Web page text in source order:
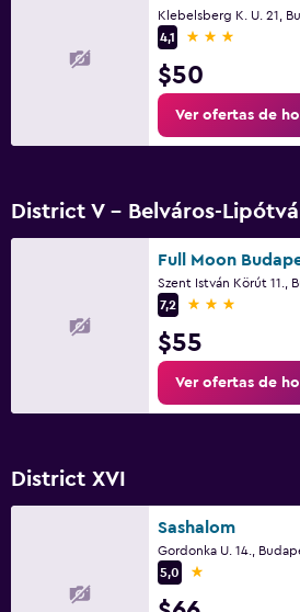
Toallas de playa
Piscina y spa
Piscina climatizada
Piscina con vista
Bar en la piscina
Salud y seguridad
Klebelsberg K. U. 21,
4,1
3 estrellas
$50
Ver ofertas de
District V - Belváros-
Full Moon
Szent István Körút 11.,
7,2
3 estrellas
$55
Ver ofertas de
District XVI
Sashalom
Gordonka U. 14.,
5,0
1 estrella